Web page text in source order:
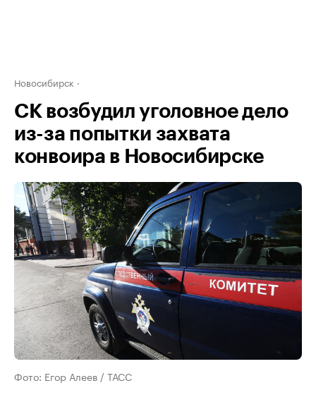
Новосибирск
СК возбудил уголовное дело
из-за попытки захвата
конвоира в Новосибирске
Фото: Егор Алеев / ТАСС